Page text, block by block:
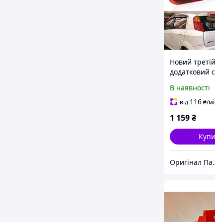
Новий третій
додатковий
Grande Punto
Доп стоп
2122000407
В наявності
від 116₴/
1 159₴